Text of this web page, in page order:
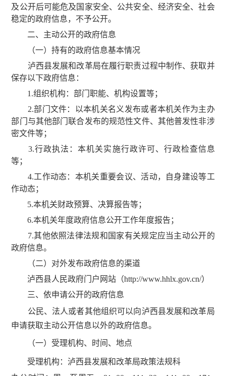
及公开后可能危及国家安全、公共安全、经济安全、社会
稳定的政府信息，不予公开。
二、主动公开的政府信息
（一）持有的政府信息基本情况
泸西县发展和改革局在履行职责过程中制作、获取并
保存以下政府信息：
1.组织机构：部门职能、机构设置等；
2.部门文件：以本机关名义发布或者本机关作为主办
部门与其他部门联合发布的规范性文件、其他普发性非涉
密文件等；
3.行政执法：本机关实施行政许可、行政检查信息
等；
4.工作动态：本机关重要会议、活动，自身建设等工
作动态；
5.本机关财政预算、决算报告等；
6.本机关年度政府信息公开工作年度报告；
7.其他依照法律法规和国家有关规定应当主动公开的
政府信息。
（二）对外发布政府信息的渠道
泸西县人民政府门户网站（http://www.hhlx.gov.cn/）
三、依申请公开的政府信息
公民、法人或者其他组织可以向泸西县发展和改革局
申请获取主动公开信息以外的政府信息。
（一）受理机构、时间、地点
受理机构：泸西县发展和改革局政策法规科